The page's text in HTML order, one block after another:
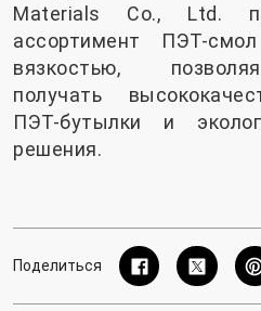
Materials Co., Ltd.
ассортимент ПЭТ-
вязкостью,
получать
ПЭТ-бутылки и
решения.
Поделиться